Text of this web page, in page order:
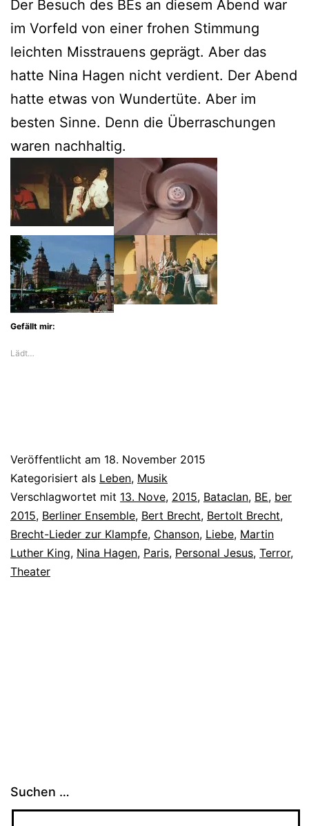
Der Besuch des BEs an diesem Abend war
im Vorfeld von einer frohen Stimmung
leichten Misstrauens geprägt. Aber das
hatte Nina Hagen nicht verdient. Der Abend
hatte etwas von Wundertüte. Aber im
besten Sinne. Denn die Überraschungen
waren nachhaltig.
Gefällt mir:
Lädt…
Veröffentlicht am 18. November 2015
Kategorisiert als Leben, Musik
Verschlagwortet mit 13. Nove, 2015, Bataclan, BE, ber
2015, Berliner Ensemble, Bert Brecht, Bertolt Brecht,
Brecht-Lieder zur Klampfe, Chanson, Liebe, Martin
Luther King, Nina Hagen, Paris, Personal Jesus, Terror,
Theater
Suchen …